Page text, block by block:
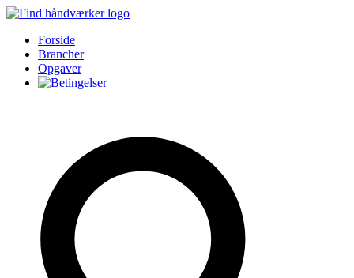
Forside
Brancher
Opgaver